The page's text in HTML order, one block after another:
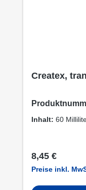
Createx,
Inhalt: 60
Regulärer
8,45 €
Preise inkl.